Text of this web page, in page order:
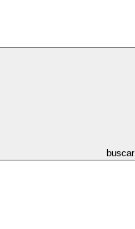
buscar